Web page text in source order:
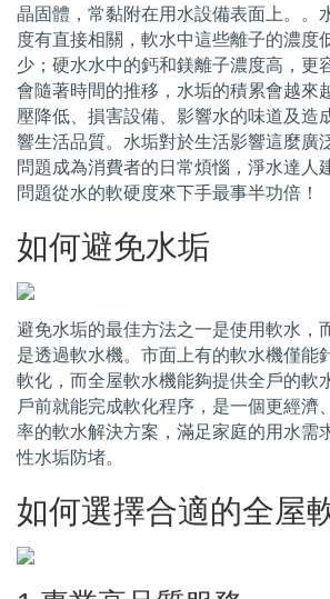
晶固體，常黏附在用水設備表面上。。
度有直接相關，軟水中這些離子的濃度
少；硬水水中的鈣和鎂離子濃度高，更
會隨著時間的推移，水垢的積累會越來
壓降低、損害設備、影響水的味道及造
響生活品質。水垢對於生活影響這麼廣
問題成為消費者的日常煩惱，淨水達人
問題從水的軟硬度來下手最事半功倍！
如何避免水垢
避免水垢的最佳方法之一是使用軟水，
是透過軟水機。市面上有的軟水機僅能
軟化，而全屋軟水機能夠提供全戶的軟
戶前就能完成軟化程序，是一個更經濟
率的軟水解決方案，滿足家庭的用水需
性水垢防堵。
如何選擇合適的全屋